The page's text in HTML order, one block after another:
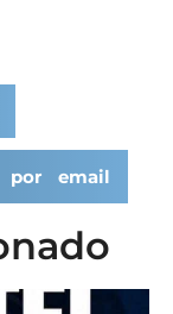
por email